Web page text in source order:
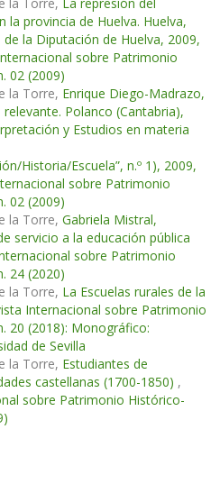
la provincia de Huelva. Huelva,
la Diputación de Huelva, 2009,
sobre Patrimonio
02 (2009)
la Torre, Enrique Diego-Madrazo,
Polanco (Cantabria),
y Estudios en materia
Historia/Escuela”, n.º 1), 2009,
sobre Patrimonio
02 (2009)
la Torre, Gabriela Mistral,
servicio a la educación pública
sobre Patrimonio
24 (2020)
la Torre, La Escuelas rurales de la
Internacional sobre Patrimonio
20 (2018): Monográfico:
de Sevilla
la Torre, Estudiantes de
castellanas (1700-1850) ,
sobre Patrimonio Histórico-